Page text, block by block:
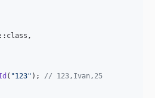
( "123" ); // 123,Ivan,25